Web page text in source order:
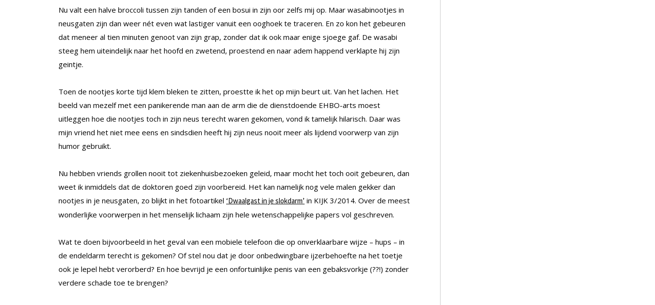
Nu valt een halve broccoli tussen zijn tanden of een bosui in zijn oor zelfs mij op. Maar wasabinootjes in
neusgaten zijn dan weer nét even wat lastiger vanuit een ooghoek te traceren. En zo kon het gebeuren
dat meneer al tien minuten genoot van zijn grap, zonder dat ik ook maar enige sjoege gaf. De wasabi
steeg hem uiteindelijk naar het hoofd en zwetend, proestend en naar adem happend verklapte hij zijn
geintje.
Toen de nootjes korte tijd klem bleken te zitten, proestte ik het op mijn beurt uit. Van het lachen. Het
beeld van mezelf met een panikerende man aan de arm die de dienstdoende EHBO-arts moest
uitleggen hoe die nootjes toch in zijn neus terecht waren gekomen, vond ik tamelijk hilarisch. Daar was
mijn vriend het niet mee eens en sindsdien heeft hij zijn neus nooit meer als lijdend voorwerp van zijn
humor gebruikt.
Nu hebben vriends grollen nooit tot ziekenhuisbezoeken geleid, maar mocht het toch ooit gebeuren, dan
weet ik inmiddels dat de doktoren goed zijn voorbereid. Het kan namelijk nog vele malen gekker dan
nootjes in je neusgaten, zo blijkt in het fotoartikel ‘Dwaalgast in je slokdarm’ in KIJK 3/2014. Over de meest
wonderlijke voorwerpen in het menselijk lichaam zijn hele wetenschappelijke papers vol geschreven.
Wat te doen bijvoorbeeld in het geval van een mobiele telefoon die op onverklaarbare wijze – hups – in
de endeldarm terecht is gekomen? Of stel nou dat je door onbedwingbare ijzerbehoefte na het toetje
ook je lepel hebt verorberd? En hoe bevrijd je een onfortuinlijke penis van een gebaksvorkje (??!) zonder
verdere schade toe te brengen?